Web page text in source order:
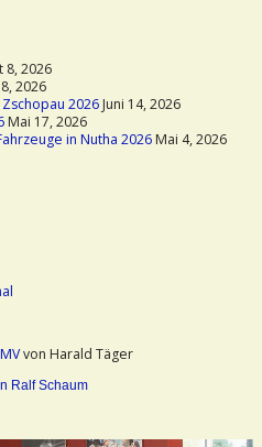
8, 2026
2026
2026Juni 14, 2026
Mai 17, 2026
in Nutha 2026Mai 4, 2026
von Harald Täger
Ralf Schaum